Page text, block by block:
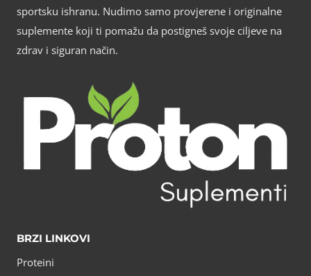
sportsku ishranu. Nudimo samo provjerene i originalne
suplemente koji ti pomažu da postigneš svoje ciljeve na
zdrav i siguran način.
BRZI LINKOVI
Proteini